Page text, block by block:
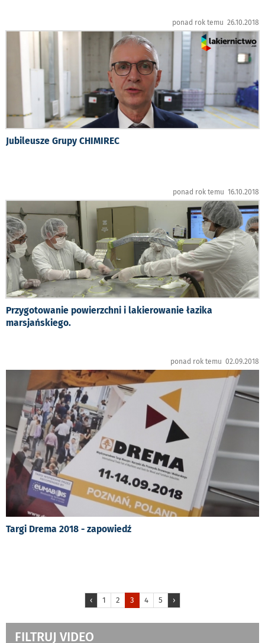
ponad rok temu 26.10.2018
Jubileusze Grupy CHIMIREC
ponad rok temu 16.10.2018
Przygotowanie powierzchni i lakierowanie łazika
marsjańskiego.
ponad rok temu 02.09.2018
Targi Drema 2018 - zapowiedź
‹ 1 2 3 4 5 ›
FILTRUJ VIDEO